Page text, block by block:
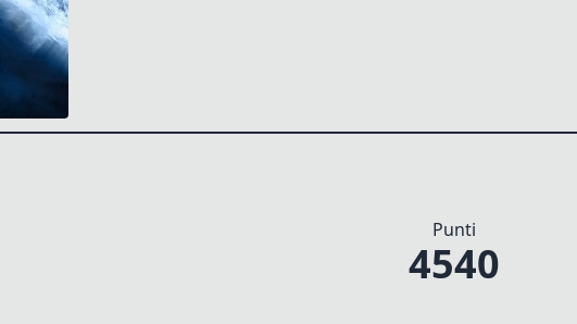
Punti
4540